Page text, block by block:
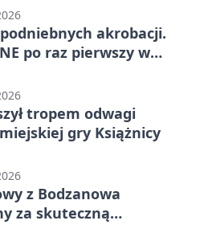
akrobacji.
po raz pierwszy w
tropem odwagi
gry Książnicy
z Bodzanowa
za skuteczną